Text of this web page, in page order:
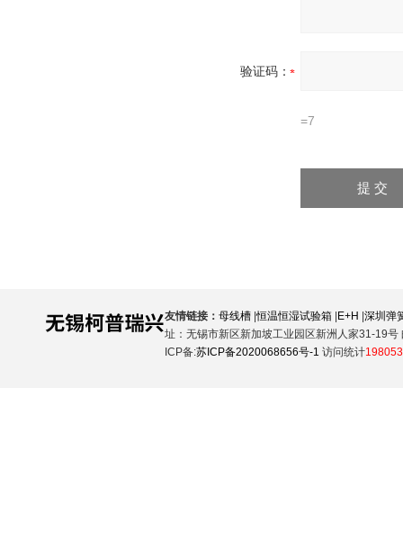
验证码：
=7
友情链接： 母线槽 |恒温恒湿试验箱 E+H 深圳弹
址：无锡市新区新加坡工业园区新洲人家31-19号
ICP备:苏ICP备2020068656号-1 访问统计198053